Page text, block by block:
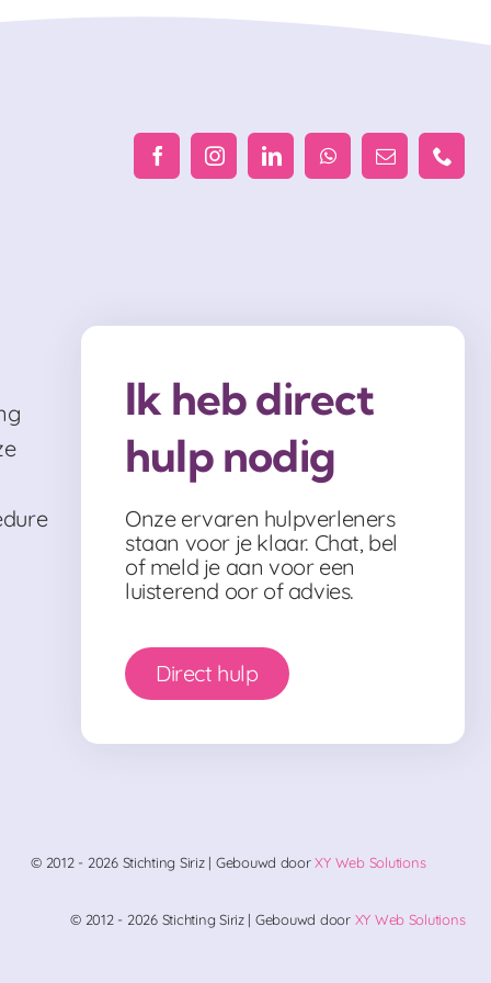
Ik heb direct
hulp nodig
Onze ervaren hulpverleners
staan voor je klaar. Chat, bel
of meld je aan voor een
luisterend oor of advies.
Direct hulp
© 2012 - 2026 Stichting Siriz | Gebouwd doorXY Web Solutions
© 2012 - 2026 Stichting Siriz | Gebouwd door XY Web Solutions